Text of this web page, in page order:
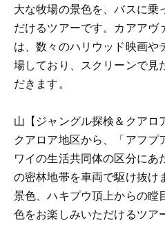
大な牧場の景色を、バスに乗
だけるツアーです。カアアヴ
は、数々のハリウッド映画や
場しており、スクリーンで見
だきます。
山【ジャングル探検＆クアロ
クアロア地区から、「アフプ
ワイの生活共同体の区分にあ
の密林地帯を車両で駆け抜け
景色、ハキプウ頂上からの瞠
色をお楽しみいただけるツア